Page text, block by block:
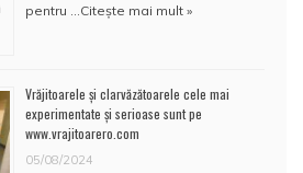
pentru … Citește mai mult »
Vrăjitoarele și clarvăzătoarele cele mai
experimentate și serioase sunt pe
www.vrajitoarero.com
05/08/2024